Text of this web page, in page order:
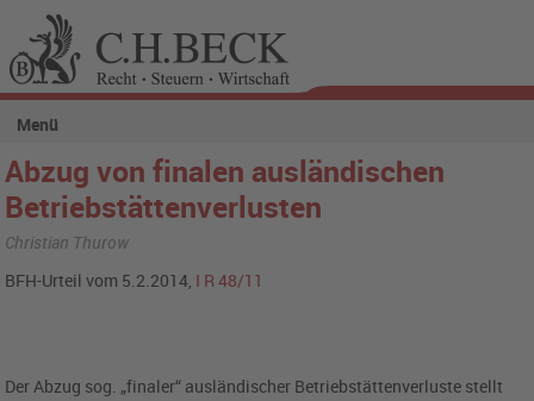
Menü
Abzug von finalen ausländischen
Betriebstättenverlusten
Christian Thurow
BFH-Urteil vom 5.2.2014, I R 48/11
Der Abzug sog. „finaler“ ausländischer Betriebstättenverluste stellt